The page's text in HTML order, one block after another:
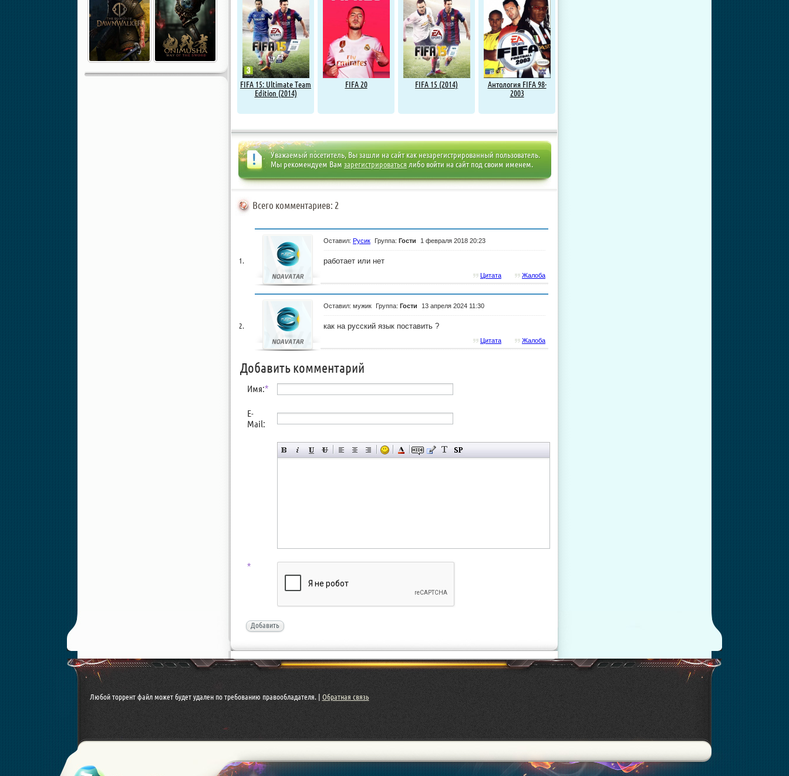
FIFA 15: Ultimate Team
Edition (2014)
FIFA 20 FIFA 15 (2014)
Антология FIFA 98-
2003
Уважаемый посетитель, Вы зашли на сайт как незарегистрированный пользователь.
Мы рекомендуем Вам зарегистрироватьсялибо войти на сайт под своим именем.
Всего комментариев: 2
Оставил: Русик Группа: Гости 1 февраля 2018 20:23
работает или нет
Жалоба
Цитата
Оставил: мужик Группа: Гости 13 апреля 2024 11:30
как на русский язык поставить ?
Жалоба
Цитата
Добавить комментарий
Имя:*
E-
Mail:
*
Добавить
Любой торрент файл может будет удален по требованию правообладателя. |Обратная связь